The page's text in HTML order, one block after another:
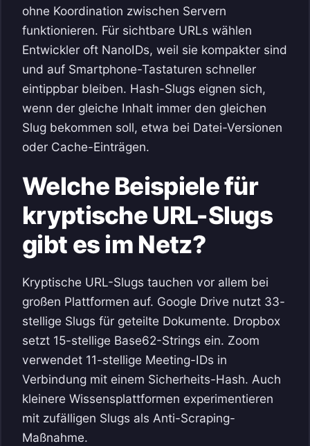
ohne Koordination zwischen Servern
funktionieren. Für sichtbare URLs wählen
Entwickler oft NanoIDs, weil sie kompakter sind
und auf Smartphone-Tastaturen schneller
eintippbar bleiben. Hash-Slugs eignen sich,
wenn der gleiche Inhalt immer den gleichen
Slug bekommen soll, etwa bei Datei-Versionen
oder Cache-Einträgen.
Welche Beispiele für
kryptische URL-Slugs
gibt es im Netz?
Kryptische URL-Slugs tauchen vor allem bei
großen Plattformen auf. Google Drive nutzt 33-
stellige Slugs für geteilte Dokumente. Dropbox
setzt 15-stellige Base62-Strings ein. Zoom
verwendet 11-stellige Meeting-IDs in
Verbindung mit einem Sicherheits-Hash. Auch
kleinere Wissensplattformen experimentieren
mit zufälligen Slugs als Anti-Scraping-
Maßnahme.